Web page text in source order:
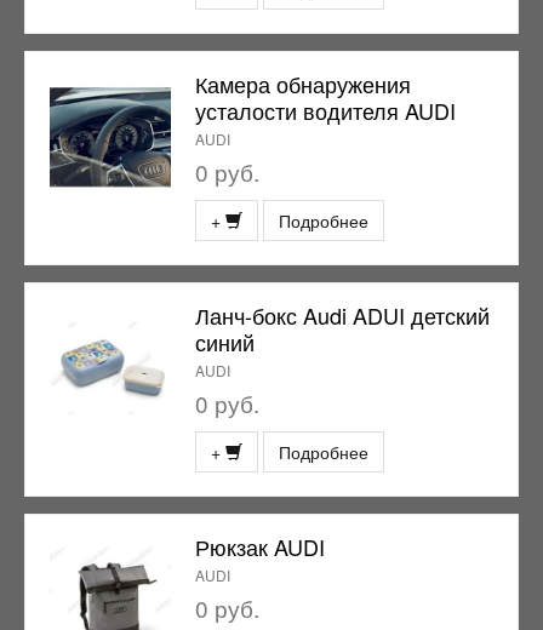
Камера обнаружения
усталости водителя AUDI
AUDI
0 руб.
+ Подробнее
Ланч-бокс Audi ADUI детский
синий
AUDI
0 руб.
+ Подробнее
Рюкзак AUDI
AUDI
0 руб.